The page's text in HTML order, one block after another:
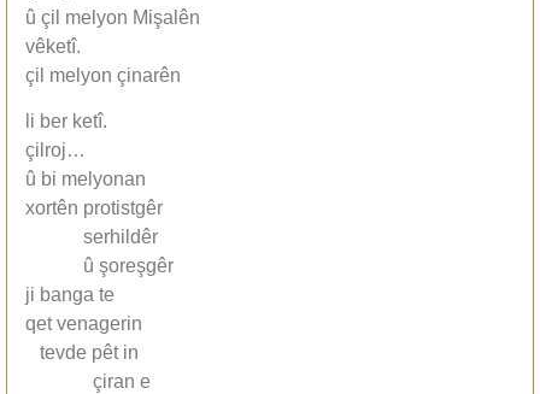
û çil melyon Mişalên
vêketî.
çil melyon çinarên
li ber ketî.
çilroj…
û bi melyonan
xortên protistgêr
serhildêr
û şoreşgêr
ji banga te
qet venagerin
tevde pêt in
çiran e